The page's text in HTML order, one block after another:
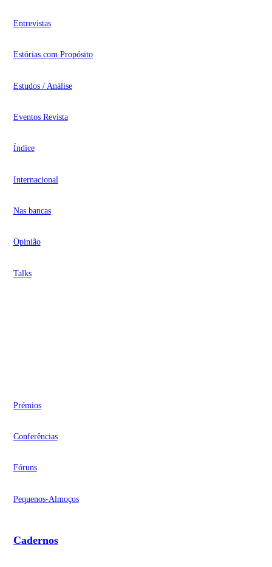
Entrevistas
Estórias com Propósito
Estudos / Análise
Eventos Revista
Índice
Internacional
Nas bancas
Opinião
Talks
Prémios
Conferências
Fóruns
Pequenos-Almoços
Cadernos